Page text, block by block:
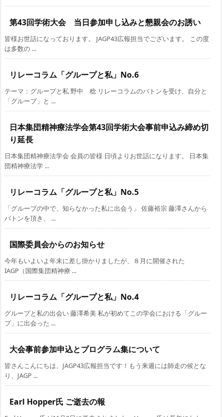
第43回学術大会 当日参加申し込みと懇親会のお誘い
皆様お世話になっております。 JAGP43広報担当でございます。 この度
は多数の ...
リレーコラム「グループと私」No.6
テーマ：グループと私 野中 稔 リレーコラムのバトンを受け、自分と
「グループ」と ...
日本集団精神療法学会第43回学術大会事前申込み締め切
り延長
日本集団精神療法学会 会員の皆様 日頃よりお世話になります。 日本集
団精神療法学 ...
リレーコラム「グループと私」No.5
「グループの中で、知らなかった私に出会う」 佐藤裕宗 藤澤さんから
バトンを頂き、 ...
国際委員会からのお知らせ
今年もいよいよ年末に差し掛かりましたが、８月に開催された
IAGP（国際集団精神療 ...
リレーコラム「グループと私」No.4
グループと私の出会い 藤澤希美 私が初めてこの学会における「グルー
プ」に出会った ...
大会事前参加申込とプログラム集について
皆さんこんにちは、JAGP43広報担当です！もう来週には師走の候とな
り、JAGP ...
Earl Hopper氏 ご逝去の報